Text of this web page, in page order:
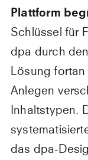
Plattform
Schlüssel für
dpa durch
Lösung
Anlegen
Inhaltstypen.
das dpa-